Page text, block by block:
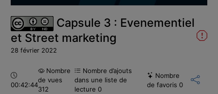
vidéo
Capsule 3 : Evenementiel
et Street marketing
28 février 2022
Durée :
00:42:44
Nombre
de vues
312
Nombre d’ajouts
dans une liste de
lecture 0
Nombre
de favoris 0